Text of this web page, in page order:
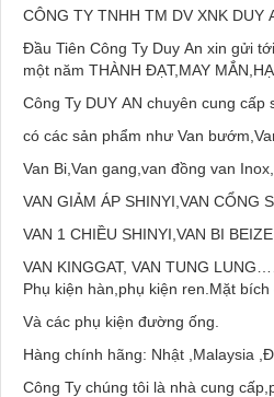
CÔNG TY TNHH TM DV XNK DUY
Đầu Tiên Công Ty Duy An xin gửi
một năm THÀNH ĐẠT,MAY
Công Ty DUY AN chuyên cung
có các sản phẩm như Van
Van Bi,Van gang,van đồng van Inox,..
VAN GIẢM ÁP SHINYI,VAN CỔNG
VAN 1 CHIỀU SHINYI,VAN BI
VAN KINGGAT, VAN TUNG
Phụ kiện hàn,phụ kiện ren.Mặt bích
Và các phụ kiện đường ống.
Hàng chính hãng: Nhật ,Malaysia
Công Ty chúng tôi là nhà cung